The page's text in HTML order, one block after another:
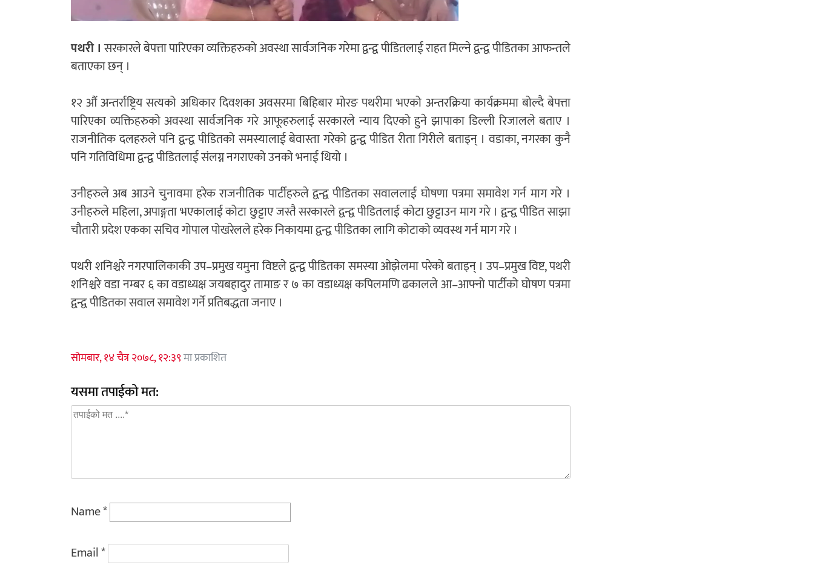
पथरी ।सरकारले बेपत्ता पारिएका व्यक्तिहरुको अवस्था सार्वजनिक गरेमा द्वन्द्व पीडितलाई राहत मिल्ने द्वन्द्व पीडितका आफन्तले
बताएका छन् ।
१२ औं अन्तर्राष्ट्रिय सत्यको अधिकार दिवशका अवसरमा बिहिबार मोरङ पथरीमा भएको अन्तरक्रिया कार्यक्रममा बोल्दै बेपत्ता
पारिएका व्यक्तिहरुको अवस्था सार्वजनिक गरे आफूहरुलाई सरकारले न्याय दिएको हुने झापाका डिल्ली रिजालले बताए ।
राजनीतिक दलहरुले पनि द्वन्द्व पीडितको समस्यालाई बेवास्ता गरेको द्वन्द्व पीडित रीता गिरीले बताइन् । वडाका, नगरका कुनै
पनि गतिविधिमा द्वन्द्व पीडितलाई संलग्न नगराएको उनको भनाई थियो ।
उनीहरुले अब आउने चुनावमा हरेक राजनीतिक पार्टीहरुले द्वन्द्व पीडितका सवाललाई घोषणा पत्रमा समावेश गर्न माग गरे ।
उनीहरुले महिला, अपाङ्गता भएकालाई कोटा छुट्टाए जस्तै सरकारले द्वन्द्व पीडितलाई कोटा छुट्टाउन माग गरे । द्वन्द्व पीडित साझा
चौतारी प्रदेश एकका सचिव गोपाल पोखरेलले हरेक निकायमा द्वन्द्व पीडितका लागि कोटाको व्यवस्थ गर्न माग गरे ।
पथरी शनिश्चरे नगरपालिकाकी उप–प्रमुख यमुना विष्टले द्वन्द्व पीडितका समस्या ओझेलमा परेको बताइन् । उप–प्रमुख विष्ट, पथरी
शनिश्चरे वडा नम्बर ६ का वडाध्यक्ष जयबहादुर तामाङ र ७ का वडाध्यक्ष कपिलमणि ढकालले आ–आफ्नो पार्टीको घोषण पत्रमा
द्वन्द्व पीडितका सवाल समावेश गर्ने प्रतिबद्धता जनाए ।
सोमबार, १४ चैत्र २०७८, १२:३९मा प्रकाशित
यसमा तपाईको मत:
Name*
Email*